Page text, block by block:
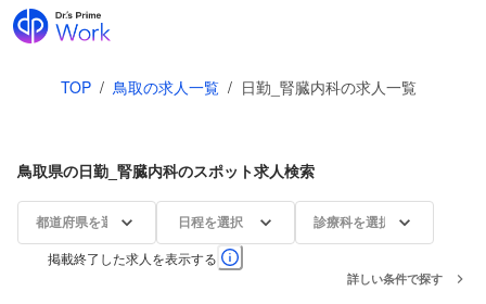
TOP / 鳥取の求人一覧 / 日勤_腎臓内科の求人一覧
鳥取県の日勤_腎臓内科のスポット求人検索
都道府県を選択 日程を選択 診療科を選択
掲載終了した求人を表示する
詳しい条件で探す